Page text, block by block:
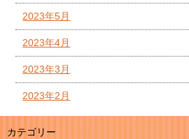
2023年5月
2023年4月
2023年3月
2023年2月
カテゴリー